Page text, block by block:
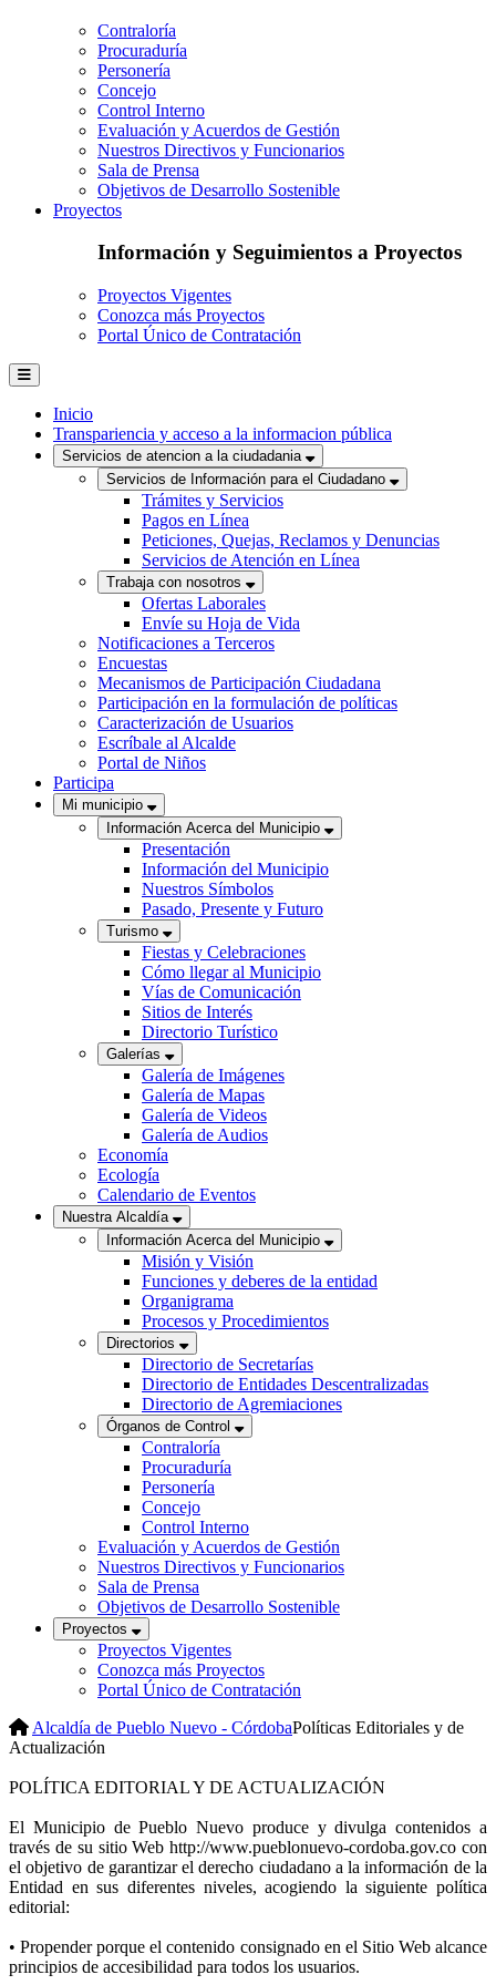
Contraloría
Procuraduría
Personería
Concejo
Control Interno
Evaluación y Acuerdos de Gestión
Nuestros Directivos y Funcionarios
Sala de Prensa
Objetivos de Desarrollo Sostenible
Proyectos
Información y Seguimientos a Proyectos
Proyectos Vigentes
Conozca más Proyectos
Portal Único de Contratación
Inicio
Transpariencia y acceso a la informacion pública
Servicios de atencion a la ciudadania
Servicios de Información para el Ciudadano
Trámites y Servicios
Pagos en Línea
Peticiones, Quejas, Reclamos y Denuncias
Servicios de Atención en Línea
Trabaja con nosotros
Ofertas Laborales
Envíe su Hoja de Vida
Notificaciones a Terceros
Encuestas
Mecanismos de Participación Ciudadana
Participación en la formulación de políticas
Caracterización de Usuarios
Escríbale al Alcalde
Portal de Niños
Participa
Mi municipio
Información Acerca del Municipio
Presentación
Información del Municipio
Nuestros Símbolos
Pasado, Presente y Futuro
Turismo
Fiestas y Celebraciones
Cómo llegar al Municipio
Vías de Comunicación
Sitios de Interés
Directorio Turístico
Galerías
Galería de Imágenes
Galería de Mapas
Galería de Videos
Galería de Audios
Economía
Ecología
Calendario de Eventos
Nuestra Alcaldía
Información Acerca del Municipio
Misión y Visión
Funciones y deberes de la entidad
Organigrama
Procesos y Procedimientos
Directorios
Directorio de Secretarías
Directorio de Entidades Descentralizadas
Directorio de Agremiaciones
Órganos de Control
Contraloría
Procuraduría
Personería
Concejo
Control Interno
Evaluación y Acuerdos de Gestión
Nuestros Directivos y Funcionarios
Sala de Prensa
Objetivos de Desarrollo Sostenible
Proyectos
Proyectos Vigentes
Conozca más Proyectos
Portal Único de Contratación
Alcaldía de Pueblo Nuevo - CórdobaPolíticas Editoriales y de
Actualización
POLÍTICA EDITORIAL Y DE ACTUALIZACIÓN
El Municipio de Pueblo Nuevo produce y divulga contenidos a
través de su sitio Web http://www.pueblonuevo-cordoba.gov.co con
el objetivo de garantizar el derecho ciudadano a la información de la
Entidad en sus diferentes niveles, acogiendo la siguiente política
editorial:
• Propender porque el contenido consignado en el Sitio Web alcance
principios de accesibilidad​​ para todos los usuarios.